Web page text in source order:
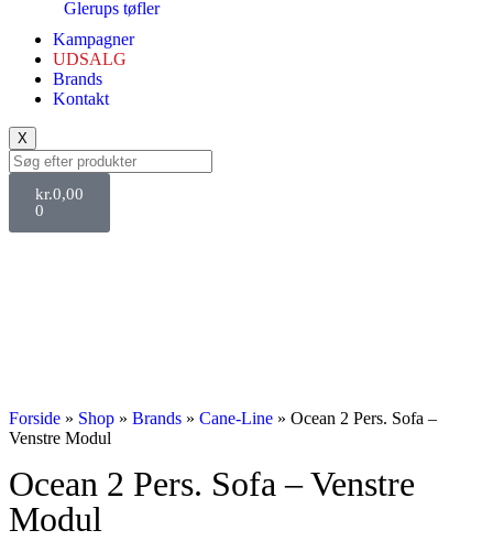
Glerups tøfler
Kampagner
UDSALG
Brands
Kontakt
X
kr.0,00
0
Forside » Shop » Brands » Cane-Line » Ocean 2 Pers. Sofa –
Venstre Modul
Ocean 2 Pers. Sofa – Venstre
Modul